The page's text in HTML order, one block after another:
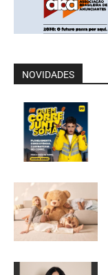
NOVIDADES